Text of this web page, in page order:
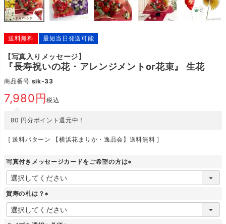
送料無料 最短当日発送可能
【写真入りメッセージ】
『長寿祝いの花・アレンジメントor花束』 生花
商品番号 sik-33
7,980 税込
80 円分ポイント還元中！
送料パターン 【横浜花まりか・逸品会】送料無料
写真付きメッセージカードをご希望の方は
(
賀寿の札は？
(
必